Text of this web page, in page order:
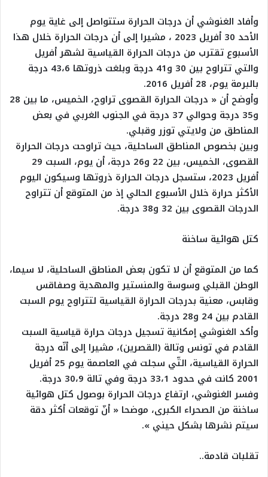
وأفاد الغنوشي أن درجات الحرارة ستتواصل إلى غاية يوم
الأحد 30 أفريل 2023 ، مشيرا إلى أن درجات الحرارة خلال هذا
الأسبوع تقترب من درجات الحرارة القياسية لشهر أفريل
والتي تتراوح بين 30 و41 درجة وبلغت ذروتها 43،6 درجة
بالبرمة يوم، 28 أفريل 2016.
وأوضح أن « درجات الحرارة القصوى تراوح، الخميس، ما بين 28
و35 درجة وحوالي 37 درجة في الجنوب الغربي في بعض
المناطق من ولايتي توزر وقبلي.
وبين بخصوص المناطق الساحلية، حيث تراوحت درجات الحرارة
القصوى، الخميس، بين 22 و26 درجة، أن يوم، السبت 29
أفريل 2023، ستسجل درجات الحرارة ذروتها وسيكون اليوم
الأكثر حرارة خلال الأسبوع الحالي إذ من المتوقع أن تتراوح
الدرجات القصوى بين 32 و38 درجة.
كتل هوائية ساخنة
كما من المتوقع أن لا تكون بعض المناطق الساحلية، لا سيما،
الوطن القبلي وسوسة والمنستير والمهدية وصفاقس
وقابس، معنية بدرجات الحرارة القياسية لتتراوح يوم السبت
القادم بين 24 و28 درجة.
وأكد الغنوشي إمكانية تسجيل درجات حرارة قياسية السبت
القادم في تونس وتالة (القصرين)، مشيرا إلى أنّه درجة
الحرارة القياسية، التّي سجلت في العاصمة يوم 25 أفريل
2001 كانت في حدود 33،1 درجة وفي تالة 30،9 درجة.
وفسر الغنوشي، ارتفاع درجات الحرارة بوصول كتل هوائية
ساخنة من الصحراء الكبرى، موضحا « أنّ توقعات أكثر دقة
سيتم نشرها بشكل حيني ».
تقلبات قادمة..